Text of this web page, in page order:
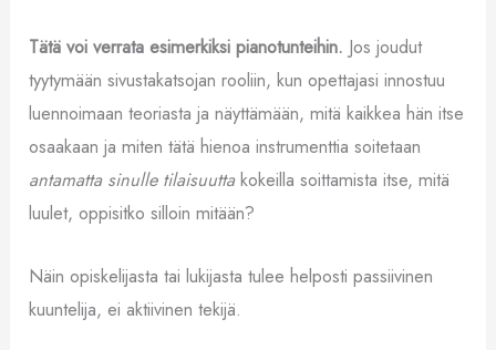
Tätä voi verrata esimerkiksi pianotunteihin. Jos joudut
tyytymään sivustakatsojan rooliin, kun opettajasi innostuu
luennoimaan teoriasta ja näyttämään, mitä kaikkea hän itse
osaakaan ja miten tätä hienoa instrumenttia soitetaan
antamatta sinulle tilaisuuttakokeilla soittamista itse, mitä
luulet, oppisitko silloin mitään?
Näin opiskelijasta tai lukijasta tulee helposti passiivinen
kuuntelija, ei aktiivinen tekijä.